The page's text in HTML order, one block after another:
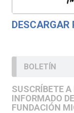
DESCARGAR
BOLETÍN
SUSCRÍBETE
INFORMADO
FUNDACIÓN